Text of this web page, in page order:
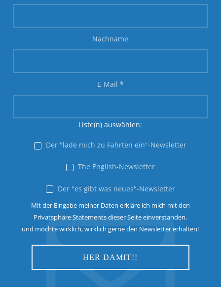
Nachname
E-Mail *
Liste(n) auswählen:
Der "lade mich zu Fahrten ein"-Newsletter
The English-Newsletter
Der "es gibt was neues"-Newsletter
Mit der Eingabe meiner Daten erkläre ich mich mit den
Privatsphäre Statements dieser Seite einverstanden,
und möchte wirklich, wirklich gerne den Newsletter erhalten!